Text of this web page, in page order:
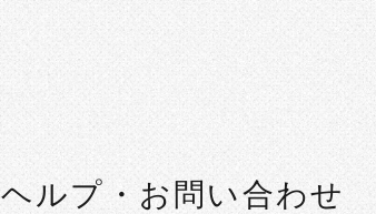
ヘルプ・お問い合わせ